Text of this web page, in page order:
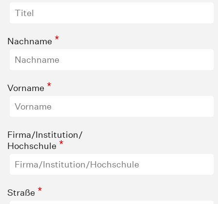
Nachname *
Vorname *
Firma/Institution/
Hochschule *
Straße *